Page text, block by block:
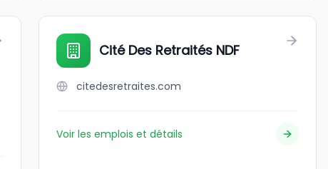
Cité Des Retraités NDF
citedesretraites.com
Voir les emplois et détails